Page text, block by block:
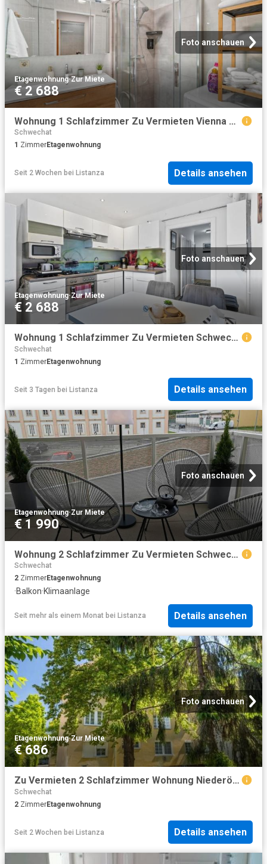
Foto anschauen
Etagenwohnung·Zur Miete
€ 2 688
Wohnung 1 Schlafzimmer Zu Vermieten Vienna Vienna 2688 ES101946663
Schwechat
1 ZimmerEtagenwohnung
Seit 2 Wochen bei Listanza Details ansehen
Foto anschauen
Etagenwohnung·Zur Miete
€ 2 688
Wohnung 1 Schlafzimmer Zu Vermieten Schwechat Schwechat 2688 ES101946661
Schwechat
1 ZimmerEtagenwohnung
Seit 3 Tagen bei Listanza Details ansehen
Foto anschauen
Etagenwohnung·Zur Miete
€ 1 990
Wohnung 2 Schlafzimmer Zu Vermieten Schwechat Schwechat 1990 ES103657971
Schwechat
2 ZimmerEtagenwohnung
·Balkon·Klimaanlage
Seit mehr als einem Monat bei Listanza Details ansehen
Foto anschauen
Etagenwohnung·Zur Miete
€ 686
Zu Vermieten 2 Schlafzimmer Wohnung Niederösterreich Niederösterreich DS104227677
Schwechat
2 ZimmerEtagenwohnung
Seit 2 Wochen bei Listanza Details ansehen